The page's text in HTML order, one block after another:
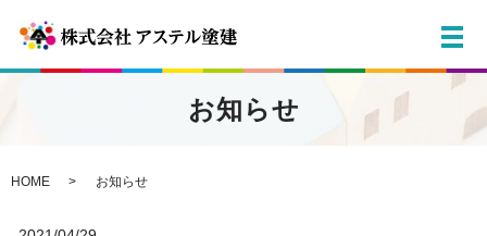
メ
お知らせ
HOME お知らせ